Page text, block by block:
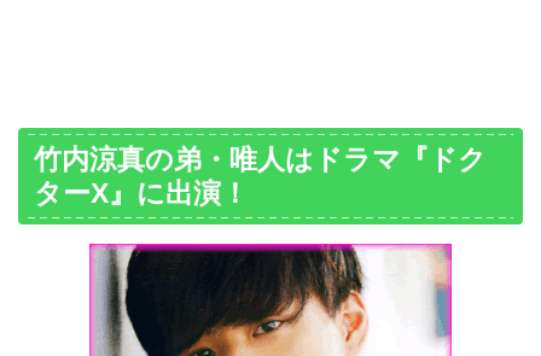
竹内涼真の弟・唯人はドラマ『ドク
ターX』に出演！